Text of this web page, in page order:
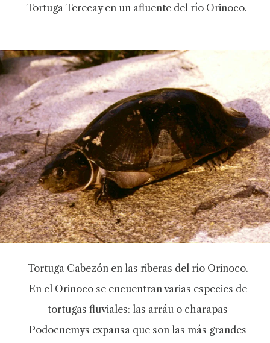
Tortuga Terecay en un afluente del río Orinoco.
Tortuga Cabezón en las riberas del río Orinoco.
En el Orinoco se encuentran varias especies de
tortugas fluviales: las arráu o charapas
Podocnemys expansa que son las más grandes